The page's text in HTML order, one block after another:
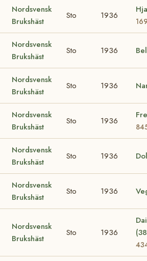
Nordsvensk
Brukshäst
Sto 1936
Nordsvensk
Brukshäst
Sto 1936
Nordsvensk
Brukshäst
Sto 1936
Nordsvensk
Brukshäst
Sto 1936
Nordsvensk
Brukshäst
Sto 1936
Nordsvensk
Brukshäst
Sto 1936
Nordsvensk
Brukshäst
Sto 1936